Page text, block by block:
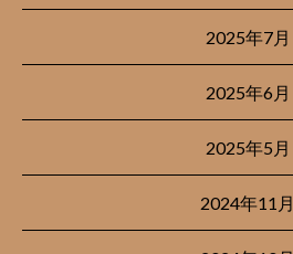
2025年7月
2025年6月
2025年5月
2024年11月